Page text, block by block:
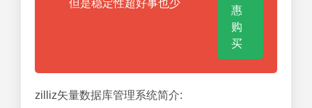
但是稳定性超好事也少
惠
购
买
zilliz矢量数据库管理系统简介: